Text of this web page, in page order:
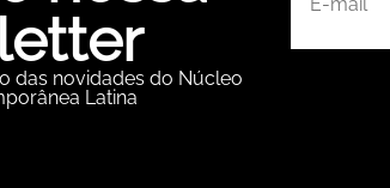
das novidades do Núcleo
Latina